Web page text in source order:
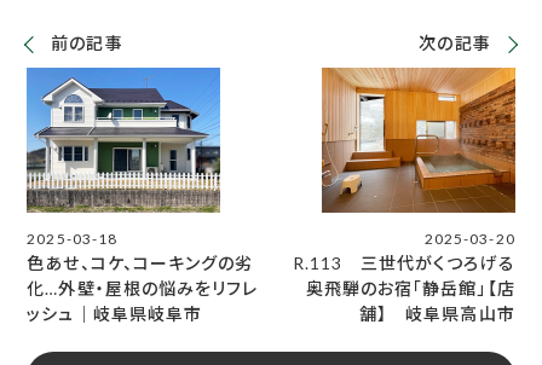
前の記事
2025-03-18
色あせ、コケ、コーキングの劣
化…外壁・屋根の悩みをリフレ
ッシュ｜岐阜県岐阜市
次の記事
2025-03-20
R.113 三世代がくつろげる
奥飛騨のお宿「静岳館」【店
舗】 岐阜県高山市